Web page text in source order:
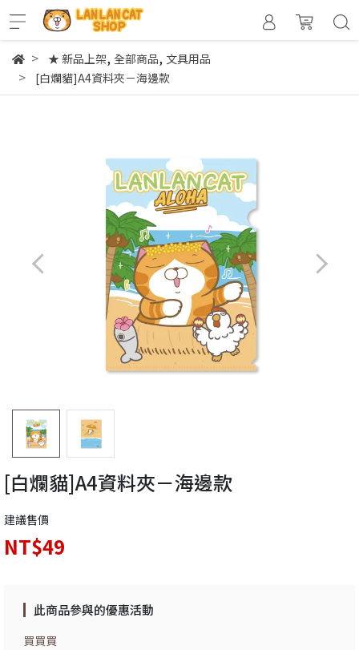
★ 新品上架, 全部商品, 文具用品
[白爛貓]A4資料夾－海邊款
[白爛貓]A4資料夾－海邊款
建議售價
NT$49
此商品參與的優惠活動
買買買